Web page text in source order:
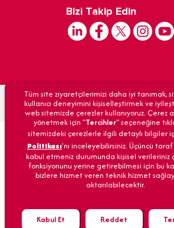
Bizi Takip Edin
Türk Eğitim Vakfı’na 09/
© Türk
Tüm
Tüm site ziyaretçilerimizi daha iyi tanımak,
kullanıcı deneyimini kişiselleştirmek ve
web sitemizde çerezler kullanıyoruz. Çerez
yönetmek için "Tercihler" seçeneğine
sitemizdeki çerezlerle ilgili detaylı bilgiler
Politikası'nı inceleyebilirsiniz. Üçüncü
kabul etmeniz durumunda kişisel verileriniz
fonksiyonunu yerine getirebilmesi için bu
bizlere hizmet veren teknik hizmet
aktarılabilecektir.
Kabul Et Reddet